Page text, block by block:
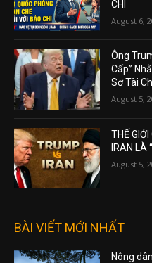
CHÍ
August 6,
Ông
Cấp”
Sơ Tài
August 5,
THẾ
IRAN LÀ
August 5,
BÀI VIẾT MỚI NHẤT
Nông